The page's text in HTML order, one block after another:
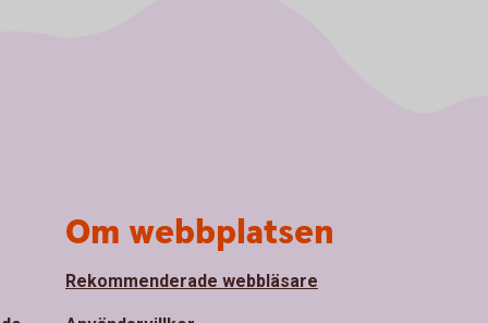
Om webbplatsen
Rekommenderade webbläsare